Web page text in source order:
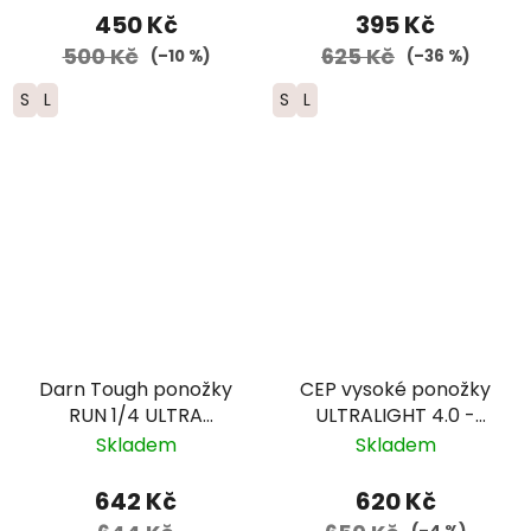
450 Kč
500 Kč (–10 %)
S L
395 Kč
625 Kč (–36 %)
S L
Darn Tough ponožky
RUN 1/4 ULTRA
Lightweight Merino -
Skladem
642 Kč
CEP vysoké ponožky
ULTRALIGHT 4.0 -
pánské – modrá
Skladem
620 Kč